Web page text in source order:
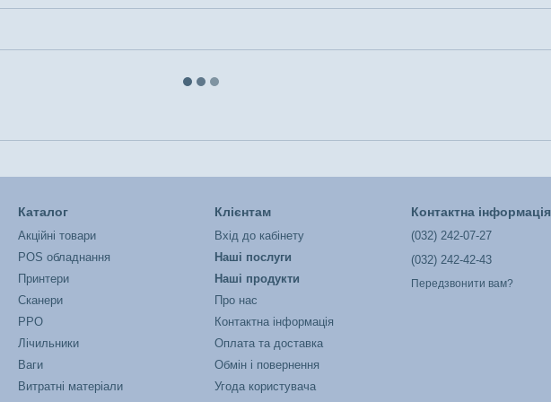
Каталог
Акційні товари
POS обладнання
Принтери
Сканери
РРО
Лічильники
Ваги
Витратні матеріали
Клієнтам
Вхід до кабінету
Наші послуги
Наші продукти
Про нас
Контактна інформація
Оплата та доставка
Обмін і повернення
Угода користувача
Контактна інформація
(032) 242-07-27
(032) 242-42-43
Передзвонити вам?